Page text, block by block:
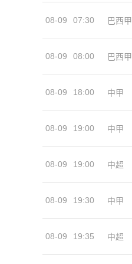
08-09 07:30 巴西甲
08-09 08:00 巴西甲
08-09 18:00 中甲
08-09 19:00 中甲
08-09 19:00 中超
08-09 19:30 中甲
08-09 19:35 中超